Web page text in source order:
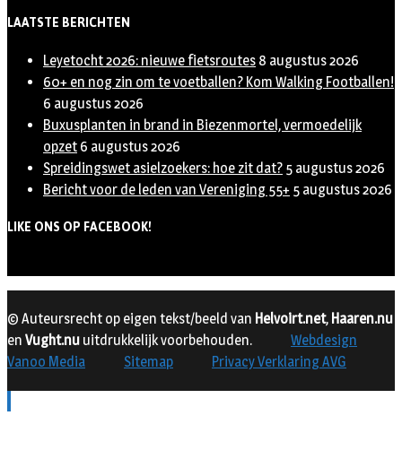
LAATSTE BERICHTEN
Leyetocht 2026: nieuwe fietsroutes 8 augustus 2026
60+ en nog zin om te voetballen? Kom Walking Footballen!
6 augustus 2026
Buxusplanten in brand in Biezenmortel, vermoedelijk
opzet 6 augustus 2026
Spreidingswet asielzoekers: hoe zit dat? 5 augustus 2026
Bericht voor de leden van Vereniging 55+ 5 augustus 2026
LIKE ONS OP FACEBOOK!
© Auteursrecht op eigen tekst/beeld van Helvoirt.net, Haaren.nu
en Vught.nu uitdrukkelijk voorbehouden.
Webdesign
Vanoo Media
Sitemap Privacy Verklaring AVG